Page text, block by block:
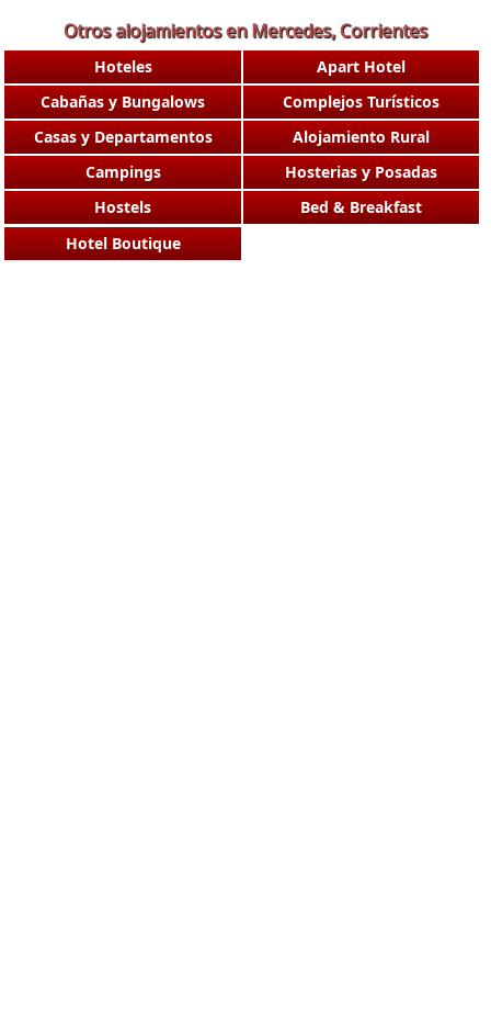
Otros alojamientos en Mercedes, Corrientes
Hoteles
Apart Hotel
Cabañas y Bungalows
Complejos Turísticos
Casas y Departamentos
Alojamiento Rural
Campings
Hosterias y Posadas
Hostels
Bed & Breakfast
Hotel Boutique